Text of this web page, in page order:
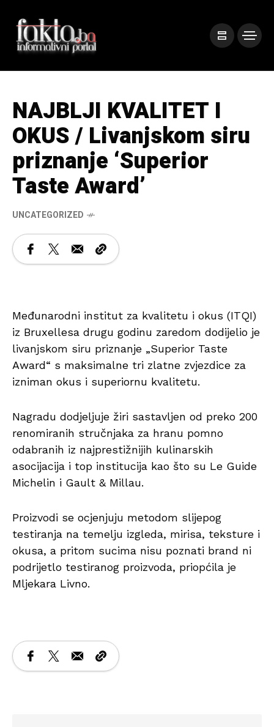
NAJBLJI KVALITET I
OKUS / Livanjskom siru
priznanje ‘Superior
Taste Award’
UNCATEGORIZED
Međunarodni institut za kvalitetu i okus (ITQI)
iz Bruxellesa drugu godinu zaredom dodijelio je
livanjskom siru priznanje „Superior Taste
Award“ s maksimalne tri zlatne zvjezdice za
izniman okus i superiornu kvalitetu.
Nagradu dodjeljuje žiri sastavljen od preko 200
renomiranih stručnjaka za hranu pomno
odabranih iz najprestižnijih kulinarskih
asocijacija i top institucija kao što su Le Guide
Michelin i Gault & Millau.
Proizvodi se ocjenjuju metodom slijepog
testiranja na temelju izgleda, mirisa, teksture i
okusa, a pritom sucima nisu poznati brand ni
podrijetlo testiranog proizvoda, priopćila je
Mljekara Livno.